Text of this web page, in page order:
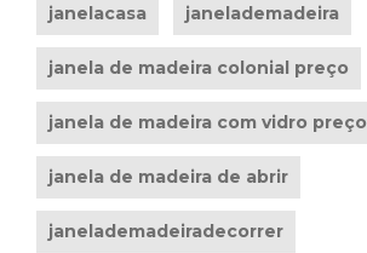
janelacasa janelademadeira
janela de madeira colonial preço
janela de madeira com vidro preço
janela de madeira de abrir
janelademadeiradecorrer